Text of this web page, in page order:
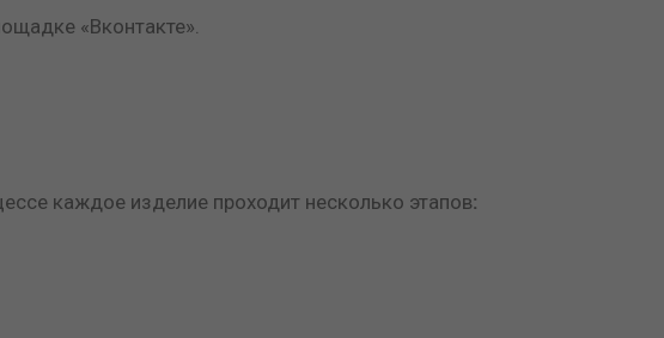
«Вконтакте».
каждое изделие проходит несколько этапов: